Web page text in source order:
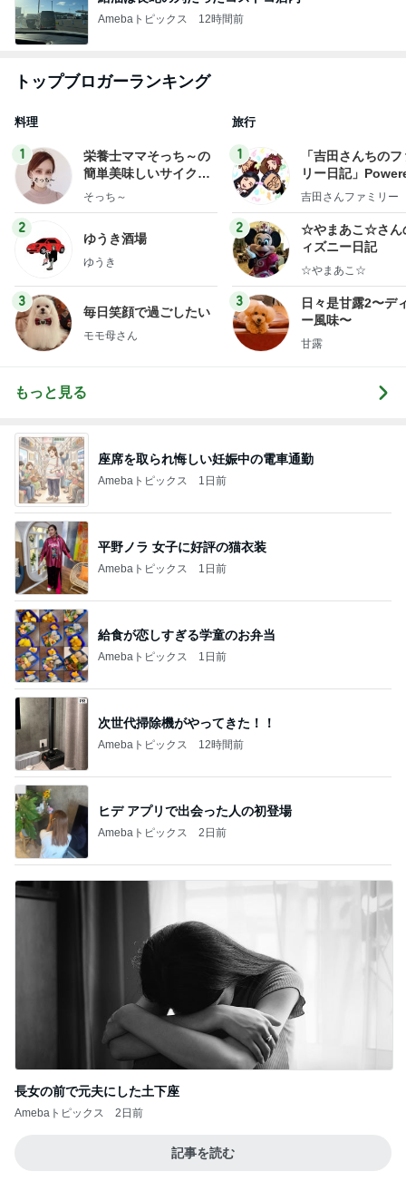
Amebaトピックス 12時間前
トップブロガーランキング
料理
1
栄養士ママそっち～の
簡単美味しいサイクル
献立
そっち～
2
ゆうき酒場
ゆうき
3
毎日笑顔で過ごしたい
モモ母さん
旅行
1
「吉田さんちの
リー日記」
y Ameba 吉田さ
ログ
吉田さんファミリー
2
☆やまあこ☆さん
ィズニー日記
☆やまあこ☆
3
日々是甘露2〜デ
ー風味〜
甘露
もっと見る
座席を取られ悔しい妊娠中の電車通勤
Amebaトピックス 1日前
平野ノラ 女子に好評の猫衣装
Amebaトピックス 1日前
給食が恋しすぎる学童のお弁当
Amebaトピックス 1日前
次世代掃除機がやってきた！！
Amebaトピックス 12時間前
ヒデ アプリで出会った人の初登場
Amebaトピックス 2日前
長女の前で元夫にした土下座
Amebaトピックス 2日前
記事を読む